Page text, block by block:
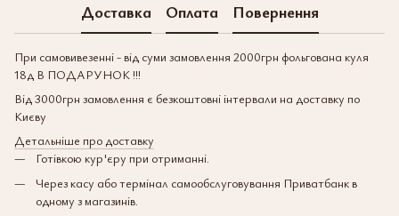
Доставка Оплата Повернення
При самовивезенні - від суми замовлення 2000грн фольгована куля
18д В ПОДАРУНОК !!!
Від 3000грн замовлення є безкоштовні інтервали на доставку по
Києву
Детальніше про доставку
Готівкою кур'єру при отриманні.
Через касу або термінал самообслуговування Приватбанк в
одному з магазинів.